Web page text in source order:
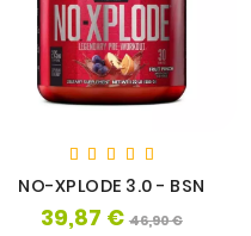
NO-XPLODE 3.0 - BSN
39,87 € Prix
46,90 €Prix